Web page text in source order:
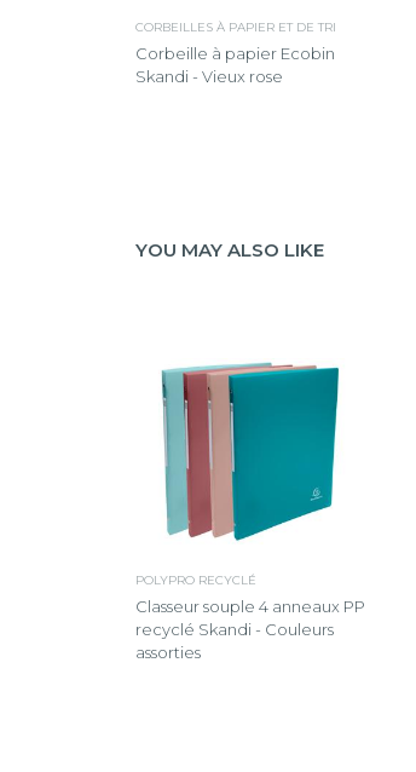
CORBEILLES À PAPIER ET DE TRI
Corbeille à papier Ecobin
Skandi - Vieux rose
YOU MAY ALSO LIKE
POLYPRO RECYCLÉ
Classeur souple 4 anneaux PP
recyclé Skandi - Couleurs
assorties